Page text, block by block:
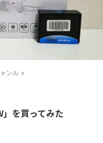
ンル >
」を買ってみた